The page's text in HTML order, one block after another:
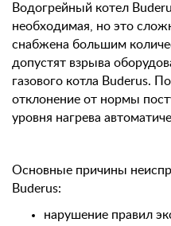
Водогрейный котел
необходимая, но это
снабжена большим
допустят взрыва
газового котла Buderus.
отклонение от нормы
уровня нагрева
Основные причины
Buderus:
нарушение правил